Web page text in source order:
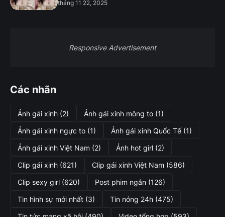
tháng 11 22, 2025
Responsive Advertisement
Các nhãn
Ảnh gái xinh (2) Ảnh gái xinh mông to (1)
Ảnh gái xinh ngực to (1) Ảnh gái xinh Quốc Tế (1)
Ảnh gái xinh Việt Nam (2) Ảnh hot girl (2)
Clip gái xinh (621) Clip gái xinh Việt Nam (586)
Clip sexy girl (620) Post phim ngắn (126)
Tin hình sự mới nhất (3) Tin nóng 24h (475)